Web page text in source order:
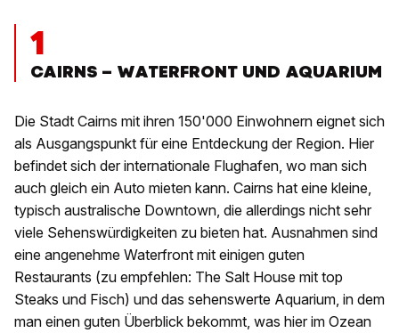
1
CAIRNS – WATERFRONT UND AQUARIUM
Die Stadt Cairns mit ihren 150'000 Einwohnern eignet sich
als Ausgangspunkt für eine Entdeckung der Region. Hier
befindet sich der internationale Flughafen, wo man sich
auch gleich ein Auto mieten kann. Cairns hat eine kleine,
typisch australische Downtown, die allerdings nicht sehr
viele Sehenswürdigkeiten zu bieten hat. Ausnahmen sind
eine angenehme Waterfront mit einigen guten
Restaurants (zu empfehlen: The Salt House mit top
Steaks und Fisch) und das sehenswerte Aquarium, in dem
man einen guten Überblick bekommt, was hier im Ozean